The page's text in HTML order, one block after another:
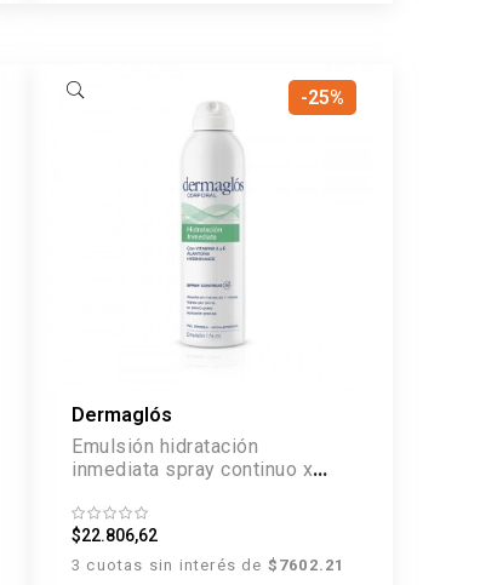
-25%
Dermaglós
Emulsión hidratación
inmediata spray continuo x
$22.806,62
3 cuotas sin interés de $7602.21